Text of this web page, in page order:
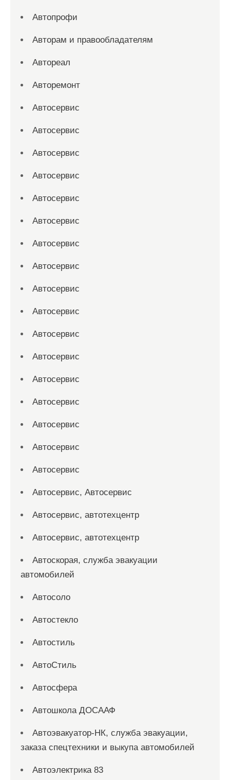
Автопрофи
Авторам и правообладателям
Автореал
Авторемонт
Автосервис
Автосервис
Автосервис
Автосервис
Автосервис
Автосервис
Автосервис
Автосервис
Автосервис
Автосервис
Автосервис
Автосервис
Автосервис
Автосервис
Автосервис
Автосервис
Автосервис
Автосервис, Автосервис
Автосервис, автотехцентр
Автосервис, автотехцентр
Автоскорая, служба эвакуации
автомобилей
Автосоло
Автостекло
Автостиль
АвтоСтиль
Автосфера
Автошкола ДОСААФ
Автоэвакуатор-НК, служба эвакуации,
заказа спецтехники и выкупа автомобилей
Автоэлектрика 83